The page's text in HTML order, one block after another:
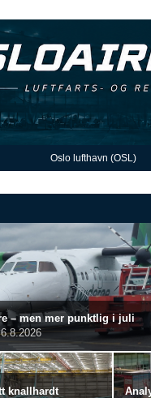
Oslo lufthavn (OSL)
– men mer punktlig i juli
6.8.2026
knallhardt